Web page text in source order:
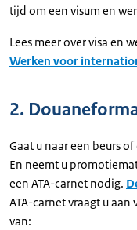
tijd om een visum en
Lees meer over visa en
Werken voor
2.
Gaat u naar een beurs
En neemt u
een ATA-carnet nodig.
ATA-carnet vraagt u
van: